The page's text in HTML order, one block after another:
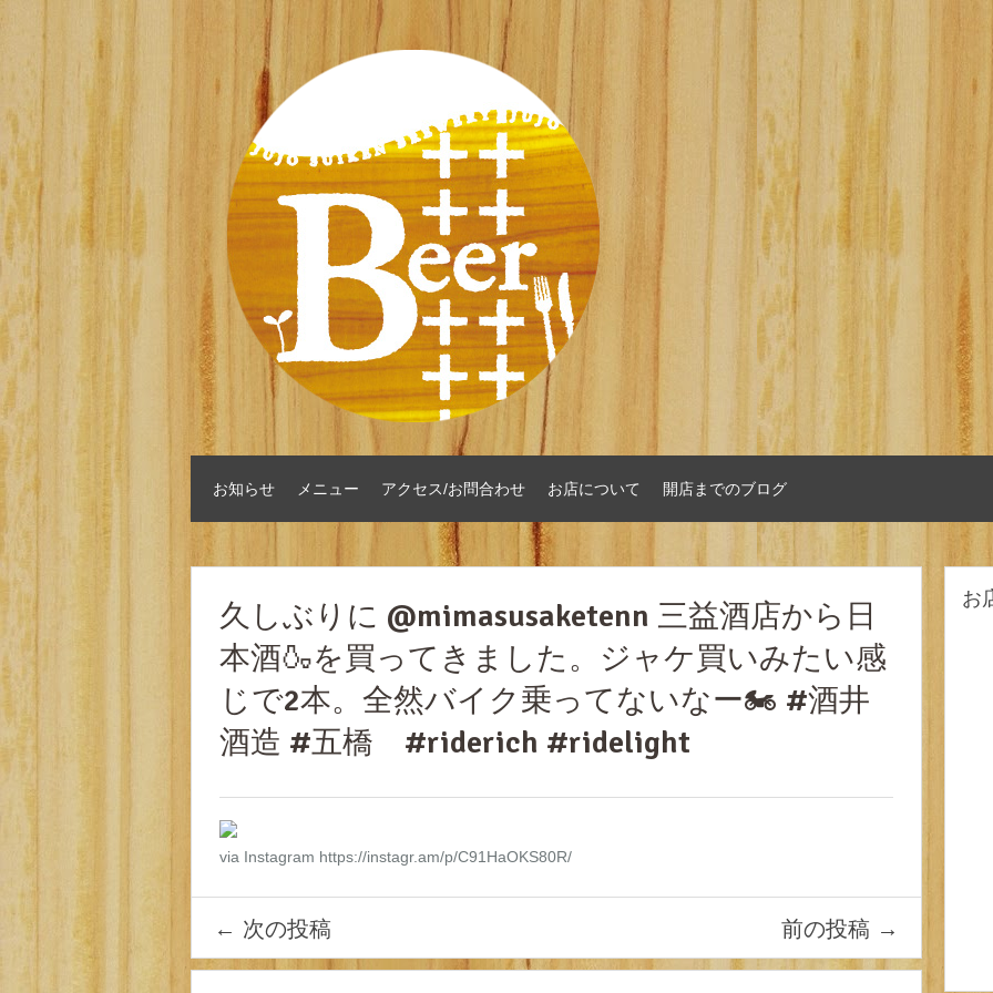
お知らせ メニュー アクセス/お問合わせ お店について 開店までのブログ
久しぶりに @mimasusaketenn 三益酒店から日
本酒🍶を買ってきました。ジャケ買いみたい感
じで2本。全然バイク乗ってないなー🏍️ #酒井
酒造 #五橋 #riderich #ridelight
via Instagram https://instagr.am/p/C91HaOKS80R/
← 次の投稿 前の投稿 →
お